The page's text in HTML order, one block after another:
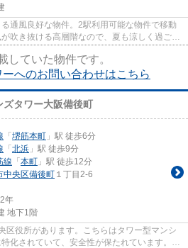
通風良好な物件。2駅利用可能な物件で移動
吹き抜ける高層階なので、夏も涼しく過ごせ
していた物件です。
へのお問い合わせはこちら
ズタワー大阪備後町
「 堺筋本町 」駅 徒歩6分
「 北浜 」駅 徒歩9分
線 「 本町 」駅 徒歩12分
中央区備後町 １丁目2-6
年
地下1階
区役所があります。こちらはタワー型マンシ
化されていて、安全性が保たれています。中